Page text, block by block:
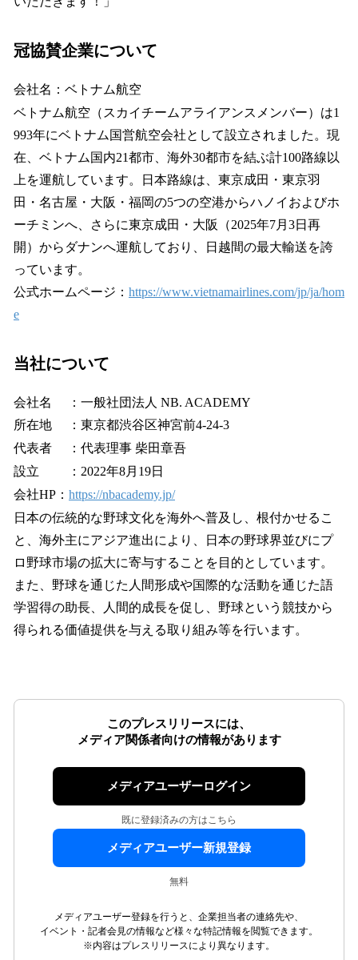
冠協賛企業について
会社名：ベトナム航空
ベトナム航空（スカイチームアライアンスメンバー）は1
993年にベトナム国営航空会社として設立されました。現
在、ベトナム国内21都市、海外30都市を結ぶ計100路線以
上を運航しています。日本路線は、東京成田・東京羽
田・名古屋・大阪・福岡の5つの空港からハノイおよびホ
ーチミンへ、さらに東京成田・大阪（2025年7月3日再
開）からダナンへ運航しており、日越間の最大輸送を誇
っています。
公式ホームページ： https://www.vietnamairlines.com/jp/ja/hom
e
当社について
会社名 ：一般社団法人 NB. ACADEMY
所在地 ：東京都渋谷区神宮前4-24-3
代表者 ：代表理事 柴田章吾
設立 ：2022年8月19日
会社HP： https://nbacademy.jp/
日本の伝統的な野球文化を海外へ普及し、根付かせるこ
と、海外主にアジア進出により、日本の野球界並びにプ
ロ野球市場の拡大に寄与することを目的としています。
また、野球を通じた人間形成や国際的な活動を通じた語
学習得の助長、人間的成長を促し、野球という競技から
得られる価値提供を与える取り組み等を行います。
このプレスリリースには、
メディア関係者向けの情報があります
メディアユーザーログイン
既に登録済みの方はこちら
メディアユーザー新規登録
無料
メディアユーザー登録を行うと、企業担当者の連絡先や、
イベント・記者会見の情報など様々な特記情報を閲覧できます。
※内容はプレスリリースにより異なります。